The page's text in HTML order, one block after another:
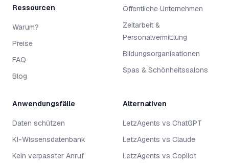
Ressourcen
Warum?
Preise
FAQ
Blog
Öffentliche Unternehmen
Zeitarbeit &
Personalvermittlung
Bildungsorganisationen
Spas & Schönheitssalons
Anwendungsfälle
Daten schützen
KI-Wissensdatenbank
Kein verpasster Anruf
Alternativen
LetzAgents vs ChatGPT
LetzAgents vs Claude
LetzAgents vs Copilot